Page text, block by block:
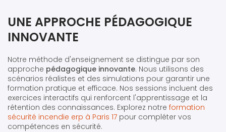
UNE APPROCHE PÉDAGOGIQUE
INNOVANTE
Notre méthode d'enseignement se distingue par son
approche pédagogique innovante. Nous utilisons des
scénarios réalistes et des simulations pour garantir une
formation pratique et efficace. Nos sessions incluent des
exercices interactifs qui renforcent l'apprentissage et la
rétention des connaissances. Explorez notre formation
sécurité incendie erp à Paris 17 pour compléter vos
compétences en sécurité.